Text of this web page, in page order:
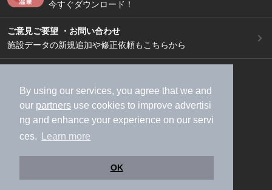
By using our services, you agree that we and
our partners use cookies to improve advertisi
ng and enhance your experience on our servi
ces.
Learn more
OK
今すぐダウンロード！
ご意見ご要望 ・お問い合わせ
施設データの新規追加や修正依頼もこちらから
加盟店募集（資料請求）
広告出稿のご案内
利用規約
ライフスタイルMEMBERS+規約
特定商取引法に基づく表記
ヘルプ
採用情報
運営会社